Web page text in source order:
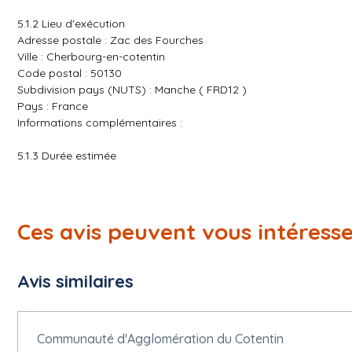
5.1.2 Lieu d'exécution
Adresse postale : Zac des Fourches
Ville : Cherbourg-en-cotentin
Code postal : 50130
Subdivision pays (NUTS) : Manche ( FRD12 )
Pays : France
Informations complémentaires :
5.1.3 Durée estimée
5.1.4 Renouvellement
Nombre maximal de renouvellements : 0
Participation réservée : La participation n'est pas réservée.
Ces avis peuvent vous
Avis similaires
Communauté d'Agglomération du Cotentin